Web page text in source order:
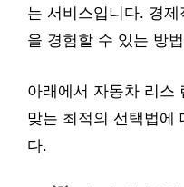
는 서비스입니다. 경
을 경험할 수 있는 방
아래에서 자동차 리스
맞는 최적의 선택법에
다.